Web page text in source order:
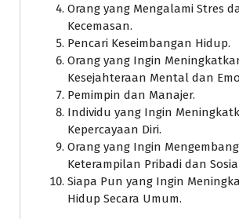
Orang yang Mengalami Stres
Kecemasan.
Pencari Keseimbangan Hidup.
Orang yang Ingin
Kesejahteraan Mental dan
Pemimpin dan Manajer.
Individu yang Ingin
Kepercayaan Diri.
Orang yang Ingin
Keterampilan Pribadi dan
Siapa Pun yang Ingin
Hidup Secara Umum.